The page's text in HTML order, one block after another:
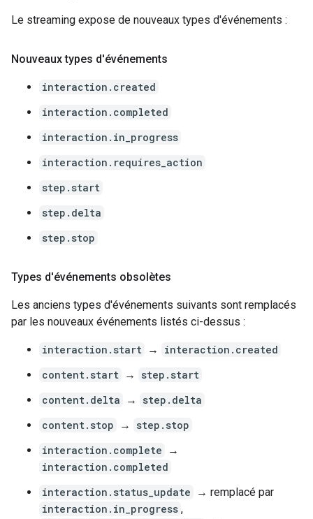
Le streaming expose de nouveaux types d'événements :
Nouveaux types d'événements
interaction.created
interaction.completed
interaction.in_progress
interaction.requires_action
step.start
step.delta
step.stop
Types d'événements obsolètes
Les anciens types d'événements suivants sont remplacés
par les nouveaux événements listés ci-dessus :
interaction.start →
interaction.created
content.start →
step.start
content.delta
→
step.delta
content.stop
→
step.stop
interaction.complete
→
interaction.completed
interaction.status_update
→ remplacé par
interaction.in_progress ,